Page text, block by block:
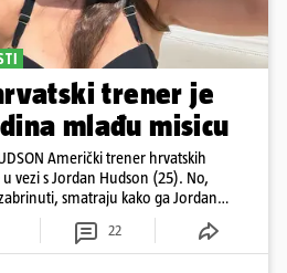
trener je
mlađu misicu
Američki trener hrvatskih
vezi s Jordan Hudson (25). No,
smatraju kako ga Jordan
22